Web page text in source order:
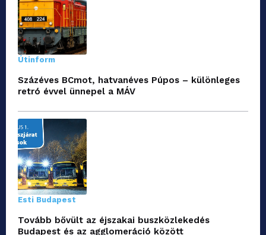
Útinform
Százéves BCmot, hatvanéves Púpos – különleges
retró évvel ünnepel a MÁV
Esti Budapest
Tovább bővült az éjszakai buszközlekedés
Budapest és az agglomeráció között